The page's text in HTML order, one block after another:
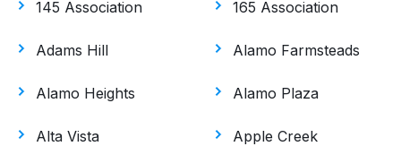
145 Association 165 Association
Adams Hill Alamo Farmsteads
Alamo Heights Alamo Plaza
Alta Vista Apple Creek